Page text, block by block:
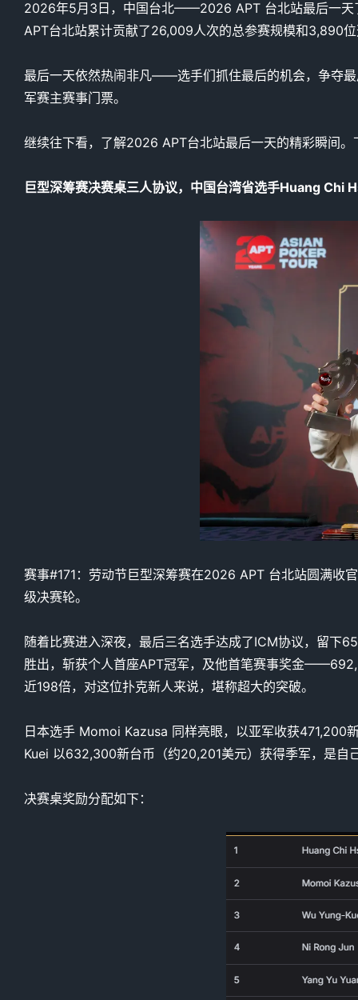
2026年5月3日，中国台北——2026 APT 台北站最后一天
APT台北站累计贡献了26,009人次的总参赛规模和3,890
最后一天依然热闹非凡——选手们抓住最后的机会，争夺
军赛主赛事门票。
继续往下看，了解2026 APT台北站最后一天的精彩瞬间
巨型深筹赛决赛桌三人协议，中国台湾省选手Huang Chi
赛事#171：劳动节巨型深筹赛在2026 APT 台北站圆满收
级决赛轮。
随着比赛进入深夜，最后三名选手达成了ICM协议，留下
胜出，斩获个人首座APT冠军，及他首笔赛事奖金
近198倍，对这位扑克新人来说，堪称超大的突破。
日本选手 Momoi Kazusa 同样亮眼，以亚军收获471,200
Kuei 以632,300新台币（约20,201美元）获得季军，是自
决赛桌奖励分配如下：